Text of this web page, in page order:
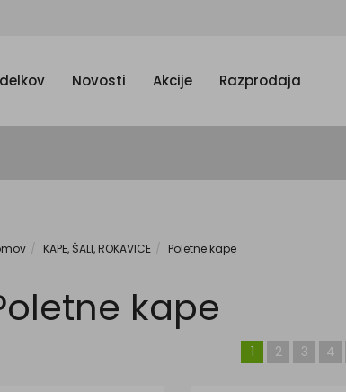
Novosti Akcije Razprodaja
KAPE, ŠALI, ROKAVICE Poletne kape
kape
1 2 3 4